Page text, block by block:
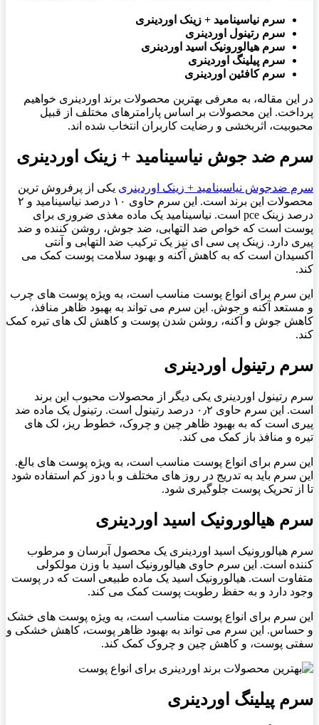
سرم نیاسینامید + زینک اوردینری
سرم رتینول اوردینری
سرم هیالورونیک اسید اوردینری
سرم پیلینگ اوردینری
سرم کافئین اوردینری
در این مقاله، به معرفی بهترین محصولات برند اوردینری خواهیم
پرداخت. این محصولات بر اساس پارامترهای مختلف از قبیل
محبوبیت، اثربخشی و رضایت کاربران انتخاب شده اند.
سرم ضد جوش نیاسینامید + زینک اوردینری
سرم ضدجوش نیاسینامید + زینک اوردینری یکی از پرفروش ترین
محصولات این برند است. این سرم حاوی ۱۰ درصد نیاسینامید و ۲
درصد زینک pce است. نیاسینامید یک ماده مغذی ضروری برای
پوست است که خواص ضد التهابی، ضد جوش، روشن کننده و ضد
پیری دارد. زینک پی سی ای نیز یک ترکیب ضد التهابی و آنتی
اکسیدان است که به کاهش آکنه و بهبود سلامت پوست کمک می
کند.
این سرم برای انواع پوست مناسب است، به ویژه پوست های چرب
و مستعد آکنه و جوش. این سرم می تواند به بهبود ظاهر منافذ،
کاهش جوش و آکنه، روشن شدن پوست و کاهش لک های تیره کمک
کند.
سرم رتینول اوردینری
سرم رتینول اوردینری یکی دیگر از محصولات محبوب این برند
است. این سرم حاوی ۰٫۲ درصد رتینول است. رتینول یک ماده ضد
پیری است که به بهبود ظاهر چین و چروک، خطوط ریز، لک های
تیره و منافذ باز کمک می کند.
این سرم برای انواع پوست مناسب است، به ویژه پوست های بالغ.
این سرم باید به تدریج در روز های مختلف و با دوز کم استفاده شود
تا از تحریک پوست جلوگیری شود.
سرم هیالورونیک اسید اوردینری
سرم هیالورونیک اسید اوردینری یک محصول آبرسان و مرطوب
کننده است. این سرم حاوی هیالورونیک اسید با وزن مولکولی
متفاوت است. هیالورونیک اسید یک ماده طبیعی است که در پوست
وجود دارد و به حفظ رطوبت پوست کمک می کند.
این سرم برای انواع پوست مناسب است، به ویژه پوست های خشک
و حساس. این سرم می تواند به بهبود ظاهر پوست، کاهش خشکی و
سفتی پوست، و کاهش چین و چروک کمک کند.
سرم پیلینگ اوردینری